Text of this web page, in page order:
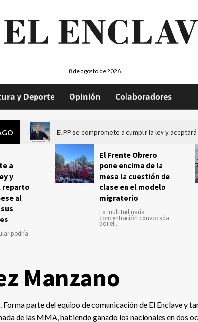
8 de agosto de 2026
y Deporte Opinión Colaboradores
El PP se compromete a cumplir la ley y
a
y
reparto
al
podría
El Frente Obrero
pone encima de la
mesa la cuestión de
clase en el modelo
migratorio
La multitudinaria
concentración convocada
por el...
Manzano
Forma parte del equipo de comunicación de El Enclave y
de las MMA, habiendo ganado los nacionales en dos